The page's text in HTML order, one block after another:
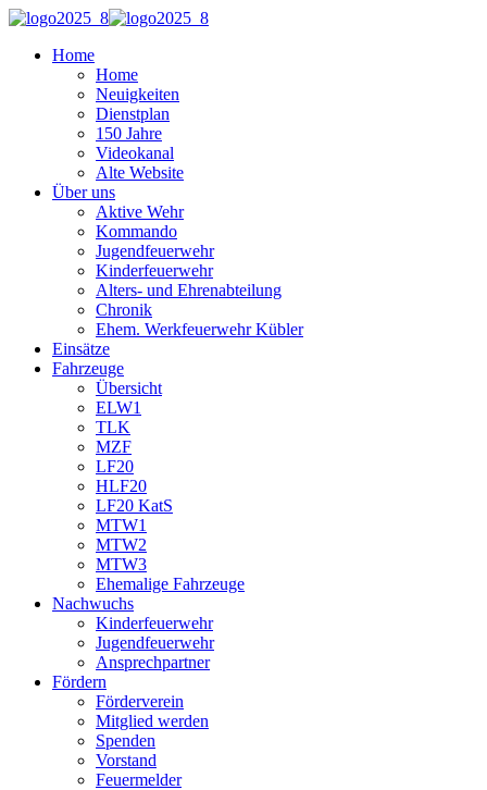
Home
Home
Neuigkeiten
Dienstplan
150 Jahre
Videokanal
Alte Website
Über uns
Aktive Wehr
Kommando
Jugendfeuerwehr
Kinderfeuerwehr
Alters- und Ehrenabteilung
Chronik
Ehem. Werkfeuerwehr Kübler
Einsätze
Fahrzeuge
Übersicht
ELW1
TLK
MZF
LF20
HLF20
LF20 KatS
MTW1
MTW2
MTW3
Ehemalige Fahrzeuge
Nachwuchs
Kinderfeuerwehr
Jugendfeuerwehr
Ansprechpartner
Fördern
Förderverein
Mitglied werden
Spenden
Vorstand
Feuermelder